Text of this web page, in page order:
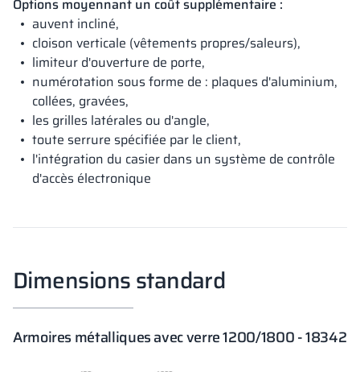
Options moyennant un coût supplémentaire :
auvent incliné,
cloison verticale (vêtements propres/saleurs),
limiteur d'ouverture de porte,
numérotation sous forme de : plaques d'aluminium,
collées, gravées,
les grilles latérales ou d'angle,
toute serrure spécifiée par le client,
l'intégration du casier dans un système de contrôle
d'accès électronique
Dimensions standard
Armoires métalliques avec verre 1200/1800 - 18342